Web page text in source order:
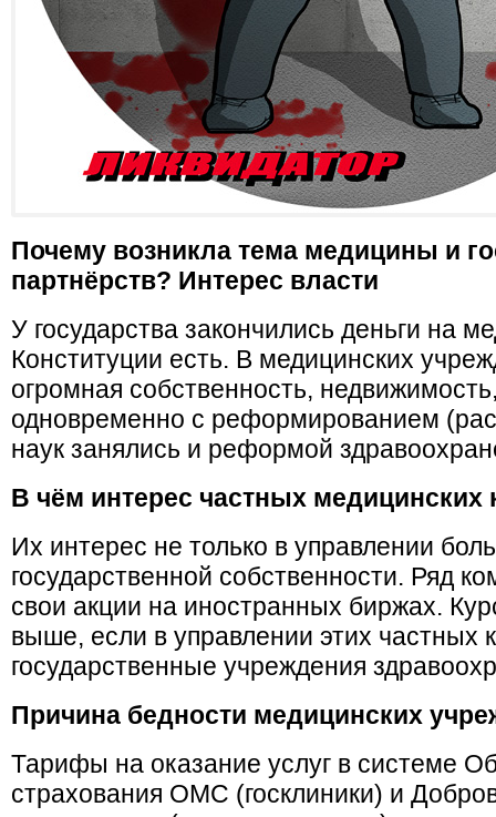
Почему возникла тема медицины и
партнёрств? Интерес власти
У государства закончились деньги на
Конституции есть. В медицинских
огромная собственность,
одновременно с реформированием
наук занялись и реформой
В чём интерес частных медицинских
Их интерес не только в управлении
государственной собственности. Ряд
свои акции на иностранных биржах.
выше, если в управлении этих частных
государственные учреждения
Причина бедности медицинских
Тарифы на оказание услуг в системе
страхования ОМС (госклиники) и